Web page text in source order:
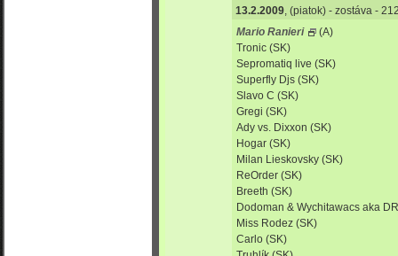
13.2.2009, (piatok) - zostáva -
Mario Ranieri
(A)
Tronic (SK)
Sepromatiq live (SK)
Superfly Djs (SK)
Slavo C (SK)
Gregi (SK)
Ady vs. Dixxon (SK)
Hogar (SK)
Milan Lieskovsky (SK)
ReOrder (SK)
Breeth (SK)
Dodoman & Wychitawacs aka
Miss Rodez (SK)
Carlo (SK)